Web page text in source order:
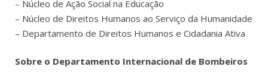
– Núcleo de Ação Social na Educação
– Núcleo de Direitos Humanos ao Serviço da Humanidade
– Departamento de Direitos Humanos e Cidadania Ativa
Sobre o Departamento Internacional de Bombeiros